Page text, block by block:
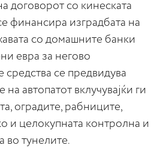
договорот со кинеската
финансира изградбата на
со домашните банки
евра за негово
се предвидува
автопатот вклучувајќи ги
оградите, рабниците,
и целокупната контролна и
во тунелите.